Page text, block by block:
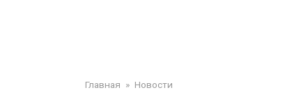
Главная » Новости